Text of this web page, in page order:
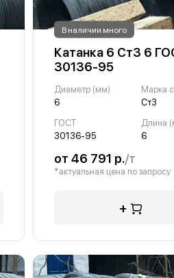
В наличии много
Катанка 6 Ст3 6
30136-95
Диаметр (мм)
6
Марка
Ст3
ГОСТ
30136-95
Длина
6
от 46 791 р./т
*актуальная цена по запросу
+